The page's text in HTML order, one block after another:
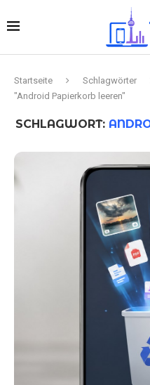
Startseite Schlagwörter
"Android Papierkorb leeren"
SCHLAGWORT: